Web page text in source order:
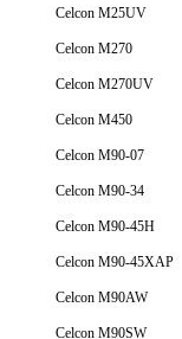
Celcon M25UV
Celcon M270
Celcon M270UV
Celcon M450
Celcon M90-07
Celcon M90-34
Celcon M90-45H
Celcon M90-45XAP
Celcon M90AW
Celcon M90SW